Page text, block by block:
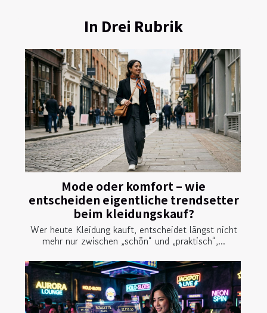
In Drei Rubrik
Mode oder komfort – wie
entscheiden eigentliche trendsetter
beim kleidungskauf?
Wer heute Kleidung kauft, entscheidet längst nicht
mehr nur zwischen „schön“ und „praktisch“,...